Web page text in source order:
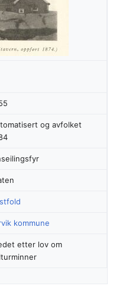
og avfolket
kommune
etter lov om